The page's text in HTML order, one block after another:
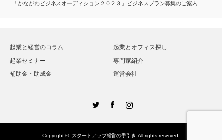
「かながわビジネスオーディション２０２３」ビジネスプラン募集のご案内
起業と経営のコラム
起業とオフィス探し
起業セミナー
専門家紹介
補助金・助成金
運営会社
Copyright © スタートアップ経営の手引き All rights reserved.